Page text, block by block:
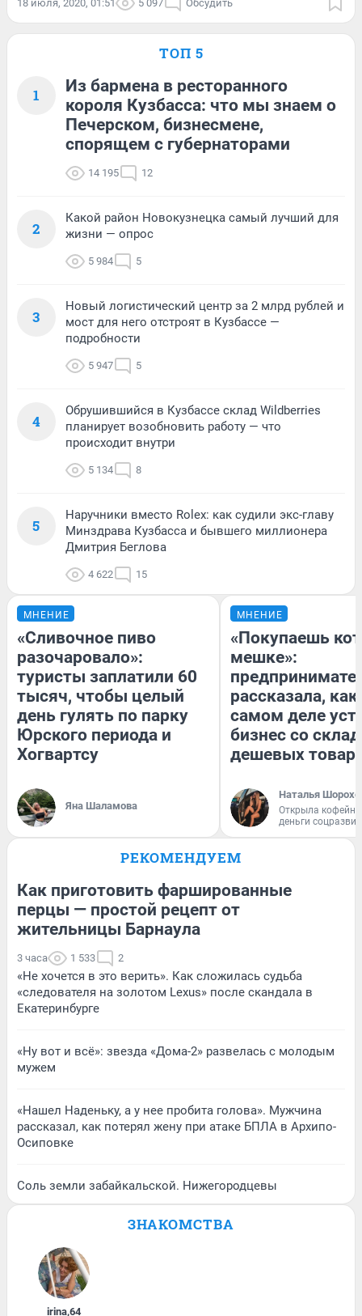
18 июля, 2020, 01:51 5 097 Обсудить
ТОП 5
1
Из бармена в ресторанного
короля Кузбасса: что мы знаем о
Печерском, бизнесмене,
спорящем с губернаторами
14 195 12
2
Какой район Новокузнецка самый лучший для
жизни — опрос
5 984 5
3
Новый логистический центр за 2 млрд рублей и
мост для него отстроят в Кузбассе —
подробности
5 947 5
4
Обрушившийся в Кузбассе склад Wildberries
планирует возобновить работу — что
происходит внутри
5 134 8
5
Наручники вместо Rolex: как судили экс-главу
Минздрава Кузбасса и бывшего миллионера
Дмитрия Беглова
4 622 15
МНЕНИЕ
«Сливочное пиво
разочаровало»:
туристы заплатили 60
тысяч, чтобы целый
день гулять по парку
Юрского периода и
Хогвартсу
Яна Шаламова
МНЕНИЕ
«Покупаешь
мешке»:
рассказала, как
самом деле
бизнес со
дешевых
Наталья
Открыла
деньги
РЕКОМЕНДУЕМ
Как приготовить фаршированные
перцы — простой рецепт от
жительницы Барнаула
3 часа 1 533 2
«Не хочется в это верить». Как сложилась судьба
«следователя на золотом Lexus» после скандала в
Екатеринбурге
«Ну вот и всё»: звезда «Дома-2» развелась с молодым
мужем
«Нашел Наденьку, а у нее пробита голова». Мужчина
рассказал, как потерял жену при атаке БПЛА в Архипо-
Осиповке
Соль земли забайкальской. Нижегородцевы
ЗНАКОМСТВА
irina,64